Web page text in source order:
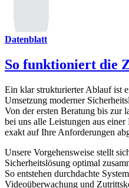
Datenblatt
So funktioniert die
Ein klar strukturierter Ablauf ist
Umsetzung moderner
Von der ersten Beratung bis zur
bei uns alle Leistungen aus
exakt auf Ihre Anforderungen
Unsere Vorgehensweise stellt
Sicherheitslösung optimal
So entstehen durchdachte
Videoüberwachung und